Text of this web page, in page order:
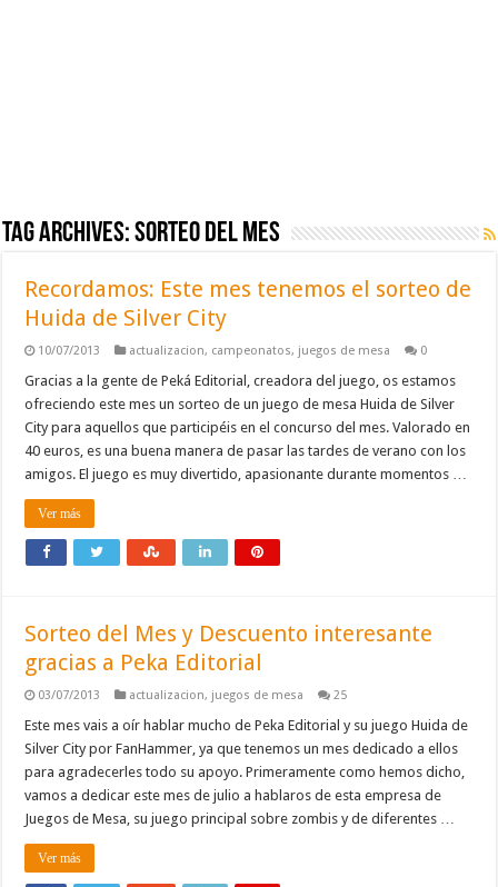
Tag Archives:sorteo del mes
Recordamos: Este mes tenemos el sorteo de
Huida de Silver City
10/07/2013 actualizacion, campeonatos, juegos de mesa 0
Gracias a la gente de Peká Editorial, creadora del juego, os estamos
ofreciendo este mes un sorteo de un juego de mesa Huida de Silver
City para aquellos que participéis en el concurso del mes. Valorado en
40 euros, es una buena manera de pasar las tardes de verano con los
amigos. El juego es muy divertido, apasionante durante momentos …
Ver más
Sorteo del Mes y Descuento interesante
gracias a Peka Editorial
03/07/2013 actualizacion, juegos de mesa 25
Este mes vais a oír hablar mucho de Peka Editorial y su juego Huida de
Silver City por FanHammer, ya que tenemos un mes dedicado a ellos
para agradecerles todo su apoyo. Primeramente como hemos dicho,
vamos a dedicar este mes de julio a hablaros de esta empresa de
Juegos de Mesa, su juego principal sobre zombis y de diferentes …
Ver más